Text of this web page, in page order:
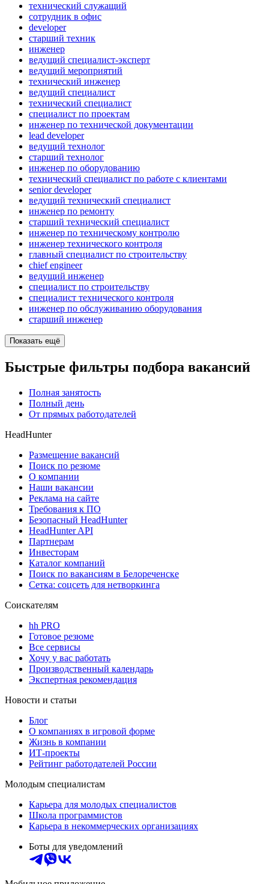
технический служащий
сотрудник в офис
developer
старший техник
инженер
ведущий специалист-эксперт
ведущий мероприятий
технический инженер
ведущий специалист
технический специалист
специалист по проектам
инженер по технической документации
lead developer
ведущий технолог
старший технолог
инженер по оборудованию
технический специалист по работе с клиентами
senior developer
ведущий технический специалист
инженер по ремонту
старший технический специалист
инженер по техническому контролю
инженер технического контроля
главный специалист по строительству
chief engineer
ведущий инженер
специалист по строительству
специалист технического контроля
инженер по обслуживанию оборудования
старший инженер
Показать ещё
Быстрые фильтры подбора вакансий
Полная занятость
Полный день
От прямых работодателей
HeadHunter
Размещение вакансий
Поиск по резюме
О компании
Наши вакансии
Реклама на сайте
Требования к ПО
Безопасный HeadHunter
HeadHunter API
Партнерам
Инвесторам
Каталог компаний
Поиск по вакансиям в Белореченске
Сетка: соцсеть для нетворкинга
Соискателям
hh PRO
Готовое резюме
Все сервисы
Хочу у вас работать
Производственный календарь
Экспертная рекомендация
Новости и статьи
Блог
О компаниях в игровой форме
Жизнь в компании
ИТ-проекты
Рейтинг работодателей России
Молодым специалистам
Карьера для молодых специалистов
Школа программистов
Карьера в некоммерческих организациях
Боты для уведомлений